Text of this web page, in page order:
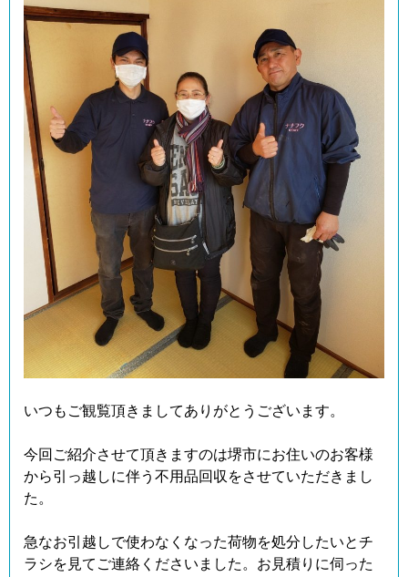
いつもご観覧頂きましてありがとうございます。
今回ご紹介させて頂きますのは堺市にお住いのお客様
から引っ越しに伴う不用品回収をさせていただきまし
た。
急なお引越しで使わなくなった荷物を処分したいとチ
ラシを見てご連絡くださいました。お見積りに伺った